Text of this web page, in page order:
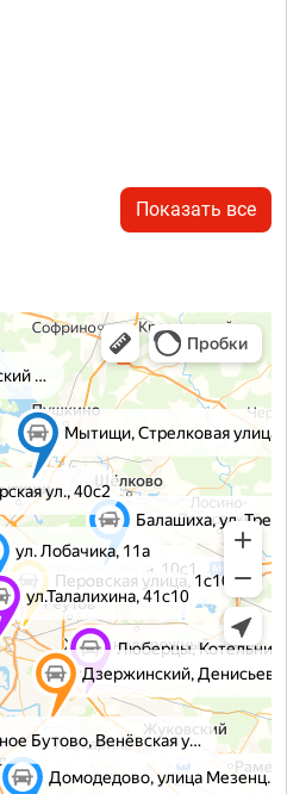
Показать все